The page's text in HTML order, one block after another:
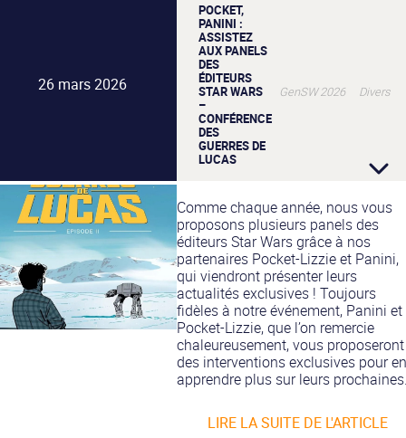
26 mars 2026
POCKET,
PANINI :
ASSISTEZ
AUX PANELS
DES
ÉDITEURS
STAR WARS
–
CONFÉRENCE
DES
GUERRES DE
LUCAS
GenSW 2026 Divers
Comme chaque année, nous vous
proposons plusieurs panels des
éditeurs Star Wars grâce à nos
partenaires Pocket-Lizzie et Panini,
qui viendront présenter leurs
actualités exclusives ! Toujours
fidèles à notre événement, Panini et
Pocket-Lizzie, que l’on remercie
chaleureusement, vous proposeront
des interventions exclusives pour en
apprendre plus sur leurs
LIRE LA SUITE DE L'ARTICLE